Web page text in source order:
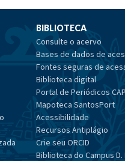
BIBLIOTECA
Consulte o acervo
Bases de dados de
Fontes seguras de
Biblioteca digital
Portal de Periódicos
Mapoteca SantosPort
Acessibilidade
Recursos Antiplágio
Crie seu ORCID
Biblioteca do Campus D.